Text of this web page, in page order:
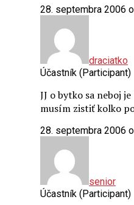
28. septembra 2006
draciatko
Účastník (Participant)
JJ o bytko sa neboj
musím zistiť kolko
28. septembra 2006
senior
Účastník (Participant)